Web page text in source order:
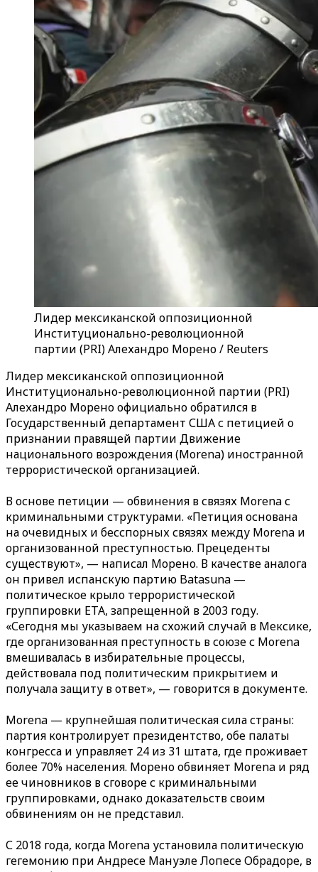
Лидер мексиканской оппозиционной
Институционально-революционной
партии (PRI) Алехандро Морено / Reuters
Лидер мексиканской оппозиционной
Институционально-революционной партии (PRI)
Алехандро Морено официально обратился в
Государственный департамент США с петицией о
признании правящей партии Движение
национального возрождения (Morena) иностранной
террористической организацией.
В основе петиции — обвинения в связях Morena с
криминальными структурами. «Петиция основана
на очевидных и бесспорных связях между Morena и
организованной преступностью. Прецеденты
существуют», — написал Морено. В качестве аналога
он привел испанскую партию Batasuna —
политическое крыло террористической
группировки ETA, запрещенной в 2003 году.
«Сегодня мы указываем на схожий случай в Мексике,
где организованная преступность в союзе с Morena
вмешивалась в избирательные процессы,
действовала под политическим прикрытием и
получала защиту в ответ», — говорится в документе.
Morena — крупнейшая политическая сила страны:
партия контролирует президентство, обе палаты
конгресса и управляет 24 из 31 штата, где проживает
более 70% населения. Морено обвиняет Morena и ряд
ее чиновников в сговоре с криминальными
группировками, однако доказательств своим
обвинениям он не представил.
С 2018 года, когда Morena установила политическую
гегемонию при Андресе Мануэле Лопесе Обрадоре, в